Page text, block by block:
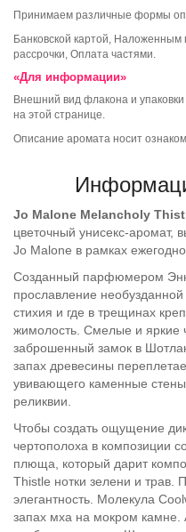
Принимаем различные формы
Банковской картой,
рассрочки, Оплата частями.
«Для информации»
Внешний вид флакона и
на этой странице.
Описание аромата носит
Jo Malone Melancholy
цветочный унисекс-аромат,
Jo Malone в рамках
Созданный парфюмером
прославление
стихия и где в трещинах
жимолость. Смелые и яркие
заброшенный замок в
запах древесины
увивающего каменные стены
реликвии.
Чтобы создать ощущение
чертополоха в композиции
плюща, который дарит
Thistle нотки зелени и
элегантность. Молекула
запах мха на мокром камне.